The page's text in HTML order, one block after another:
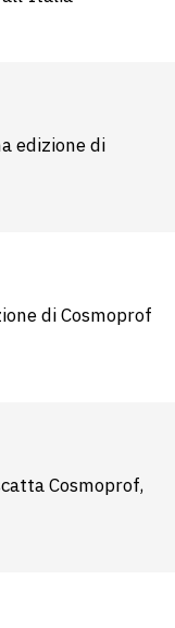
edizione di
di Cosmoprof
Cosmoprof,